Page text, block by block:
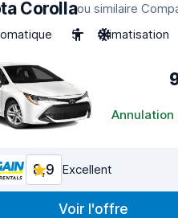
Corollaou similaire
5 Climatisation
8,9 Excellent
Voir l'offre